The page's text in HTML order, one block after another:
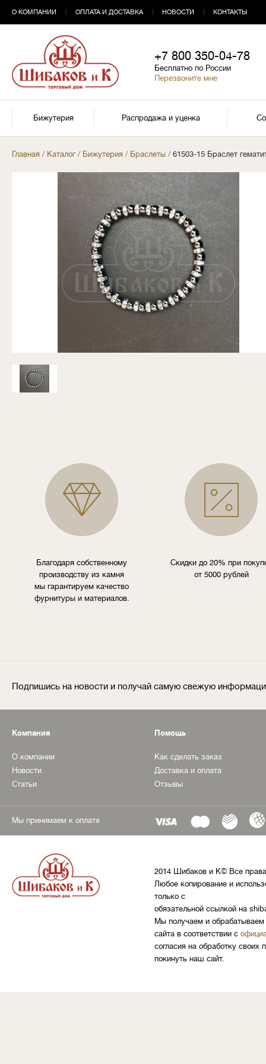
О КОМПАНИИ ОПЛАТА И ДОСТАВКА НОВОСТИ КОНТАКТЫ
+7 800 350-04-78
Бесплатно по России
Перезвоните мне
Бижутерия Распродажа и уценка
Главная / Каталог/ Бижутерия / Браслеты / 61503-15 Браслет
Благодаря собственному
производству из камня
мы гарантируем качество
фурнитуры и материалов.
Скидки до 20% при
от 5000 рублей
Подпишись на новости и получай самую свежую
Компания
О компании
Новости
Статьи
Помощь
Как сделать заказ
Доставка и оплата
Отзывы
Мы принимаем к оплате
2014 Шибаков и К© Все
Любое копирование и
только с
обязательной ссылкой на
Мы получаем и обрабатываем
сайта в соответствии с
согласия на обработку
покинуть наш сайт.